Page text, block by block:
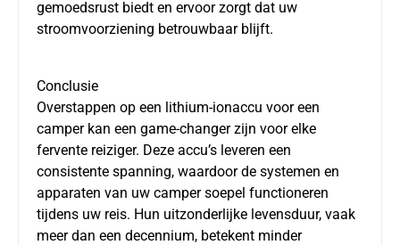
gemoedsrust biedt en ervoor zorgt dat uw
stroomvoorziening betrouwbaar blijft.
Conclusie
Overstappen op een lithium-ionaccu voor een
camper kan een game-changer zijn voor elke
fervente reiziger. Deze accu’s leveren een
consistente spanning, waardoor de systemen en
apparaten van uw camper soepel functioneren
tijdens uw reis. Hun uitzonderlijke levensduur, vaak
meer dan een decennium, betekent minder